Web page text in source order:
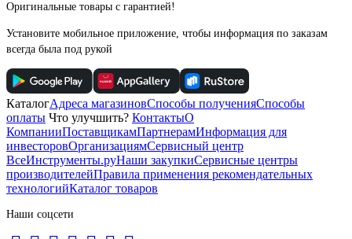
Оригинальные товары с гарантией!
Установите мобильное приложение, чтобы информация по заказам
всегда была под рукой
КаталогАдреса магазиновСпособы полученияСпособы
оплаты Что улучшить? КонтактыО
КомпанииПоставщикамПартнерамИнформация для
инвесторовОрганизациямСервисный центр
ВсеИнструменты.руНаши закупкиСервисные центры
производителейПравила применения рекомендательных
технологийКаталог товаров
Наши соцсети